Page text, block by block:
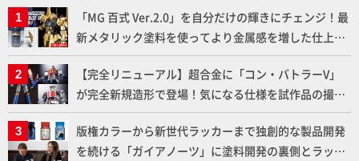
「MG 百式 Ver.2.0」を自分だけの輝きにチェンジ！最
新メタリック塗料を使ってより金属感を増した仕上が
りに!!【試し読み】
【完全リニューアル】超合金に「コン・バトラーV」
が完全新規造形で登場！気になる仕様を試作品の撮り
下ろしでご紹介!!さらに「大鉄人17」＆「ワンエイ
ト」セット情報もお届け！【超合金の魂】
版権カラーから新世代ラッカーまで独創的な製品開発
を続ける「ガイアノーツ」に塗料開発の裏側とラッカ